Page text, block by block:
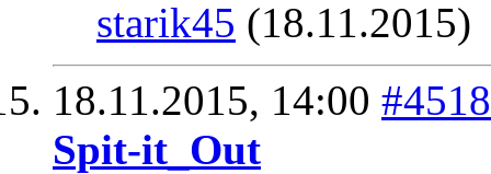
starik45 (18.11.2015)
18.11.2015, 14:00 #4518
Spit-it_Out